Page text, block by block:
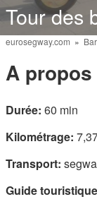
Tour des
eurosegway.com »
A
Durée: 60 min
Kilométrage:
Transport:
Guide